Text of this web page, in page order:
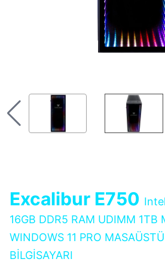
Excalibur E750
16GB DDR5 RAM UDIMM 1TB
WINDOWS 11 PRO
BİLGİSAYARI